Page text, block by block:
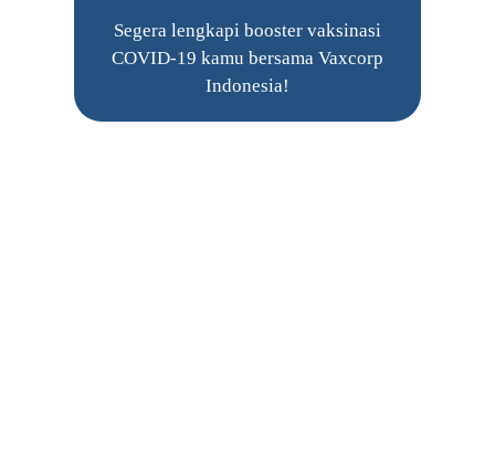
Segera lengkapi booster vaksinasi
COVID-19 kamu bersama Vaxcorp
Indonesia!